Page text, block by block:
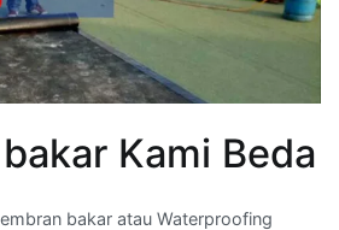
Kami Beda
bakar atau Waterproofing